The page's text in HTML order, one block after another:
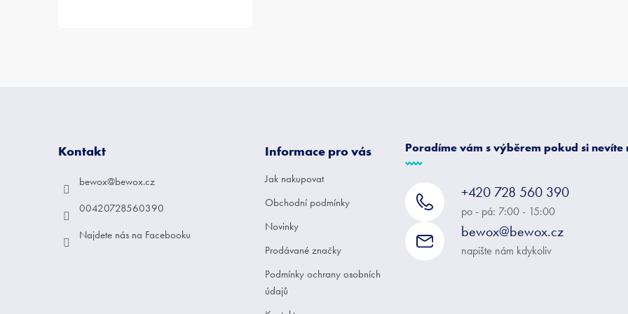
Kontakt
bewox@bewox.cz
00420728560390
Najdete nás na Facebooku
Informace pro vás
Jak nakupovat
Obchodní podmínky
Novinky
Prodávané značky
Podmínky ochrany osobních
údajů
Poradíme vám s výběrem pokud si nevíte
+420 728 560 390
po - pá: 7:00 - 15:00
bewox@bewox.cz
napište nám kdykoliv